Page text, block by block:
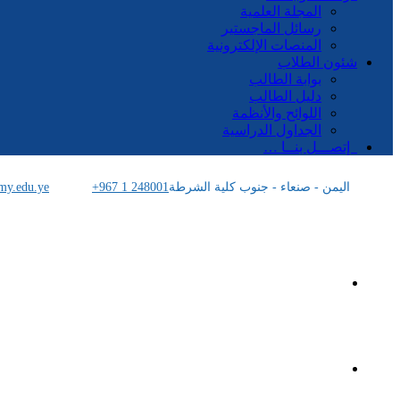
المجلة العلمية
رسائل الماجستير
المنصات الإلكترونية
شئون الطلاب
بوابة الطالب
دليل الطالب
اللوائح والأنظمة
الجداول الدراسية
إتصـــل بنــا …
اليمن - صنعاء - جنوب كلية الشرطة+967 1 248001